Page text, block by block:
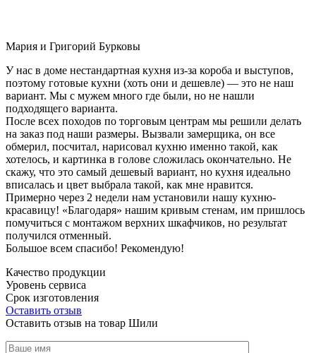
Мария и Григорий Бурковы
У нас в доме нестандартная кухня из-за короба и выступов,
поэтому готовые кухни (хоть они и дешевле) — это не наш
вариант. Мы с мужем много где были, но не нашли
подходящего варианта.
После всех походов по торговым центрам мы решили делать
на заказ под наши размеры. Вызвали замерщика, он все
обмерил, посчитал, нарисовал кухню именно такой, как
хотелось, и картинка в голове сложилась окончательно. Не
скажу, что это самый дешевый вариант, но кухня идеально
вписалась и цвет выбрала такой, как мне нравится.
Примерно через 2 недели нам установили нашу кухню-
красавицу! «Благодаря» нашим кривым стенам, им пришлось
помучиться с монтажом верхних шкафчиков, но результат
получился отменный.
Большое всем спасибо! Рекомендую!
Качество продукции
Уровень сервиса
Срок изготовления
Оставить отзыв
Оставить отзыв на товар Шили